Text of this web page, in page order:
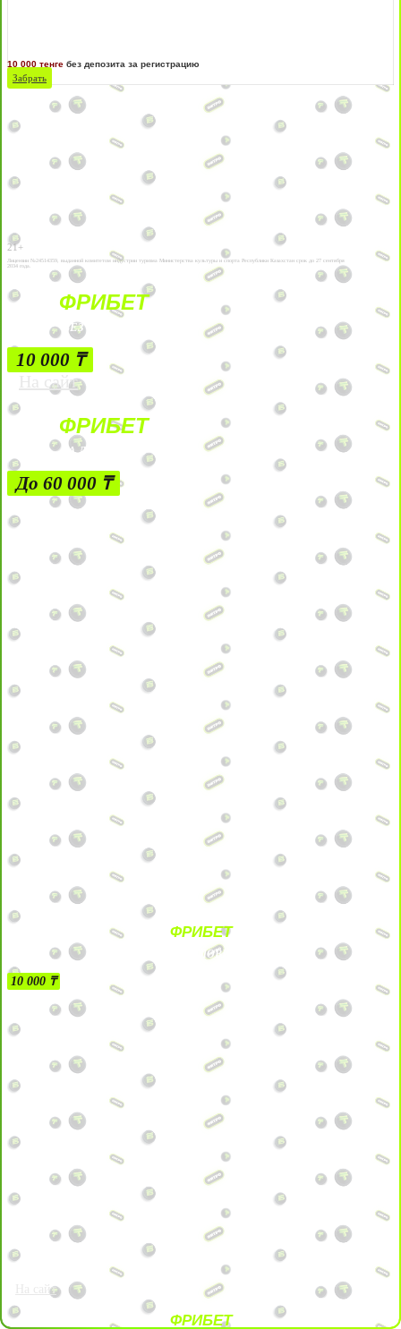
10 000 тенге без депозита за регистрацию
Забрать
21+
Лицензии №24514359, выданной комитетом индустрии туризма Министерства культуры и спорта Республики Казахстан срок до 27 сентября
2034 года.
ФРИБЕТ
БЕЗ УСЛОВИЙ
10 000 ₸
На сайт
ФРИБЕТ
ЗА ДЕПОЗИТЫ
До 60 000 ₸
ФРИБЕТ
БЕЗ УСЛОВИЙ
10 000 ₸
На сайт
ФРИБЕТ